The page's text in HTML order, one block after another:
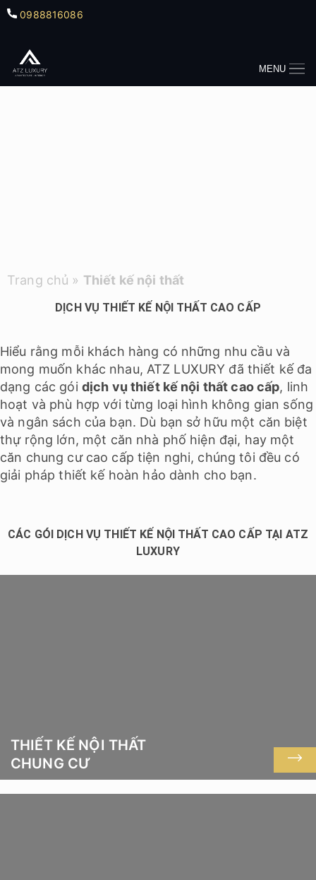
0988816086
MENU
Trang chủ » Thiết kế nội thất
DỊCH VỤ THIẾT KẾ NỘI THẤT CAO CẤP
Hiểu rằng mỗi khách hàng có những nhu cầu và
mong muốn khác nhau, ATZ LUXURY đã thiết kế đa
dạng các gói dịch vụ thiết kế nội thất cao cấp, linh
hoạt và phù hợp với từng loại hình không gian sống
và ngân sách của bạn. Dù bạn sở hữu một căn biệt
thự rộng lớn, một căn nhà phố hiện đại, hay một
căn chung cư cao cấp tiện nghi, chúng tôi đều có
giải pháp thiết kế hoàn hảo dành cho bạn.
CÁC GÓI DỊCH VỤ THIẾT KẾ NỘI THẤT CAO CẤP TẠI ATZ
LUXURY
THIẾT KẾ NỘI THẤT
CHUNG CƯ